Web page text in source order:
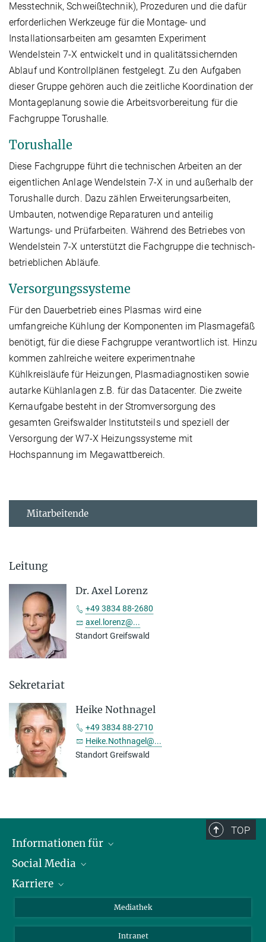
Messtechnik, Schweißtechnik), Prozeduren und die dafür
erforderlichen Werkzeuge für die Montage- und
Installationsarbeiten am gesamten Experiment
Wendelstein 7-X entwickelt und in qualitätssichernden
Ablauf und Kontrollplänen festgelegt. Zu den Aufgaben
dieser Gruppe gehören auch die zeitliche Koordination der
Montageplanung sowie die Arbeitsvorbereitung für die
Fachgruppe Torushalle.
Torushalle
Diese Fachgruppe führt die technischen Arbeiten an der
eigentlichen Anlage Wendelstein 7-X in und außerhalb der
Torushalle durch. Dazu zählen Erweiterungsarbeiten,
Umbauten, notwendige Reparaturen und anteilig
Wartungs- und Prüfarbeiten. Während des Betriebes von
Wendelstein 7-X unterstützt die Fachgruppe die technisch-
betrieblichen Abläufe.
Versorgungssysteme
Für den Dauerbetrieb eines Plasmas wird eine
umfangreiche Kühlung der Komponenten im Plasmagefäß
benötigt, für die diese Fachgruppe verantwortlich ist. Hinzu
kommen zahlreiche weitere experimentnahe
Kühlkreisläufe für Heizungen, Plasmadiagnostiken sowie
autarke Kühlanlagen z.B. für das Datacenter. Die zweite
Kernaufgabe besteht in der Stromversorgung des
gesamten Greifswalder Institutsteils und speziell der
Versorgung der W7-X Heizungssysteme mit
Hochspannung im Megawattbereich.
Mitarbeitende
Leitung
Dr. Axel Lorenz
+49 3834 88-2680
axel.lorenz@...
Standort Greifswald
Sekretariat
Heike Nothnagel
+49 3834 88-2710
Heike.Nothnagel@...
Standort Greifswald
TOP
Informationen für
Journalisten
Schule
Social Media
LinkedIn
Karriere
Mediathek
Intranet